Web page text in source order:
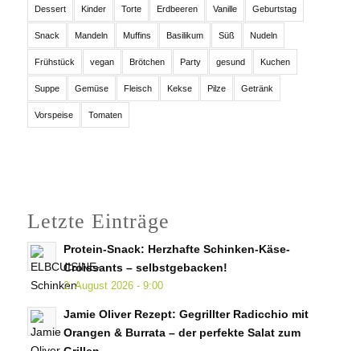
Dessert Kinder Torte Erdbeeren Vanille Geburtstag
Snack Mandeln Muffins Basilikum Süß Nudeln
Frühstück vegan Brötchen Party gesund Kuchen
Suppe Gemüse Fleisch Kekse Pilze Getränk
Vorspeise Tomaten
Letzte Einträge
Protein-Snack: Herzhafte Schinken-Käse-
Croissants – selbstgebacken!
2. August 2026 - 9:00
Jamie Oliver Rezept: Gegrillter Radicchio mit
Orangen & Burrata – der perfekte Salat zum